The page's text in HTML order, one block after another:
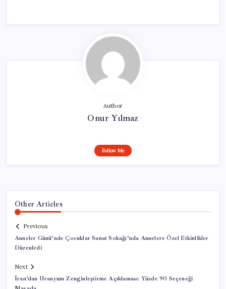
Author
Onur Yılmaz
Follow Me
Other Articles
Previous
Anneler Günü’nde Çocuklar Sanat Sokağı’nda Annelere Özel Etkinlikler
Düzenledi
Next
İran’dan Uranyum Zenginleştirme Açıklaması: Yüzde 90 Seçeneği